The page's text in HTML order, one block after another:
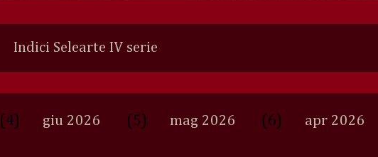
Indici Selearte IV serie
(4) giu 2026 (5) mag 2026 (6) apr 2026